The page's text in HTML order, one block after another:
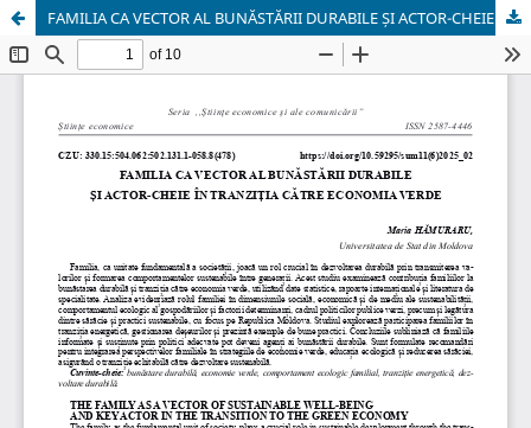
FAMILIA CA VECTOR AL BUNĂSTĂRII DURABILE ȘI ACTOR-CHEIE ÎN TRANZIȚIA CĂTRE ECONOMIA VERDE